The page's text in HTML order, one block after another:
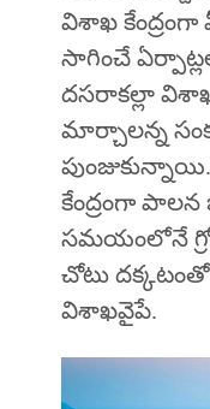
విశాఖ
సాగించే
దసరాకల్లా
మార్చాలన్న
కేంద్రంగా పాలన
సమయంలోనే
చోటు దక్కటంతో
విశాఖవైపే.